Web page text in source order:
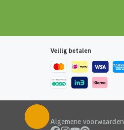
Veilig betalen
Algemene voorwaarden